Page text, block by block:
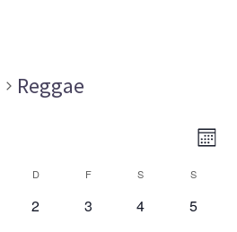
Reggae
D F S S
0
2
0
3
0
4
0
5